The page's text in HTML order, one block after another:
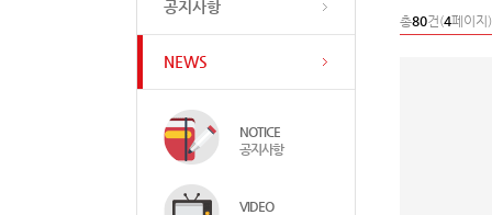
공지사항
NEWS
NOTICE
공지사항
VIDEO
총80건(4페이지)